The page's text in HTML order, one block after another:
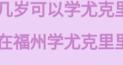
岁可以学尤克
福州学尤克里